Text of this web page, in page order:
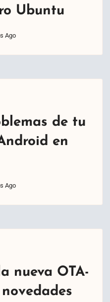
Ubuntu
Ago
de tu
en
Ago
nueva OTA-